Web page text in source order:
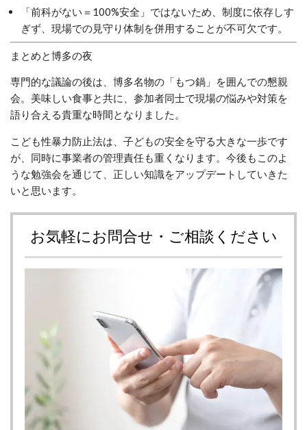
「前科がない＝100%安全」ではないため、制度に依存しす
ぎず、現場での見守り体制を併用することが不可欠です。
まとめと博多の夜
専門的な議論の後は、博多名物の「もつ鍋」を囲んでの懇親
会。美味しい食事と共に、参加者同士で現場の悩みや対策を
語り合える貴重な時間となりました。
こども性暴力防止法は、子どもの安全を守る大きな一歩です
が、同時に事業者の管理責任も重くなります。今後もこのよ
うな勉強会を通じて、正しい知識をアップデートしていきた
いと思います。
お気軽にお問合せ・ご相談ください